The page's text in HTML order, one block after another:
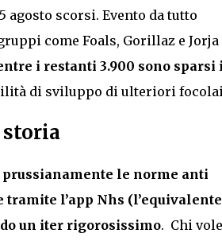
agosto scorsi. Evento da tutto
come Foals, Gorillaz e Jorja
i restanti 3.900 sono sparsi
di sviluppo di ulteriori
prussianamente le norme anti
l’app Nhs
un iter rigorosissimo. Chi